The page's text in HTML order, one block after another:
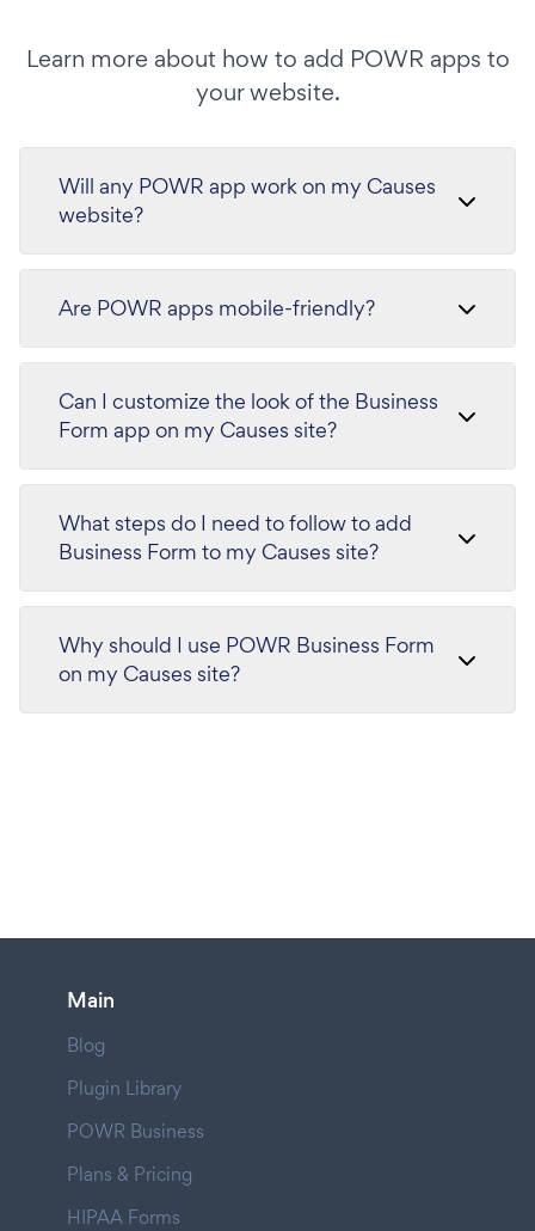
Learn more about how to add POWR apps to
your website.
Will any POWR app work on my Causes
website?
Are POWR apps mobile-friendly?
Can I customize the look of the Business
Form app on my Causes site?
What steps do I need to follow to add
Business Form to my Causes site?
Why should I use POWR Business Form
on my Causes site?
Main
Blog
Plugin Library
POWR Business
Plans & Pricing
HIPAA Forms